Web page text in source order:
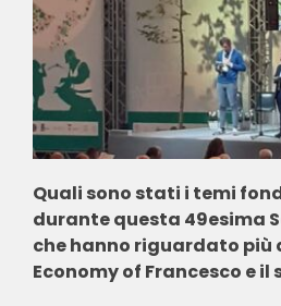
Quali sono stati i temi
durante questa 49esima
che hanno riguardato più
Economy of Francesco e il